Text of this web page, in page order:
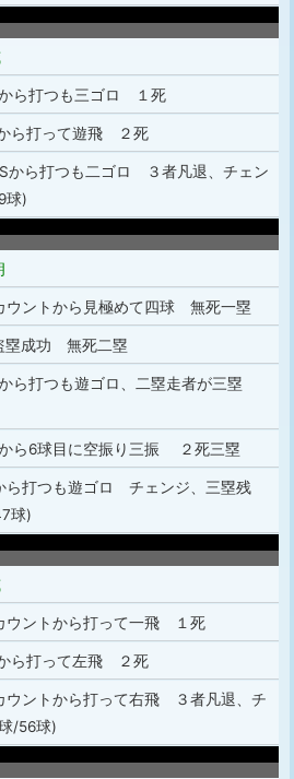
ら打つも三ゴロ １死
ら打って遊飛 ２死
から打つも二ゴロ ３者凡退、チェン
球)
ウントから見極めて四球 無死一塁
塁成功 無死二塁
ら打つも遊ゴロ、二塁走者が三塁
ら6球目に空振り三振 ２死三塁
ら打つも遊ゴロ チェンジ、三塁残
球)
ウントから打って一飛 １死
ら打って左飛 ２死
ウントから打って右飛 ３者凡退、チ
/56球)